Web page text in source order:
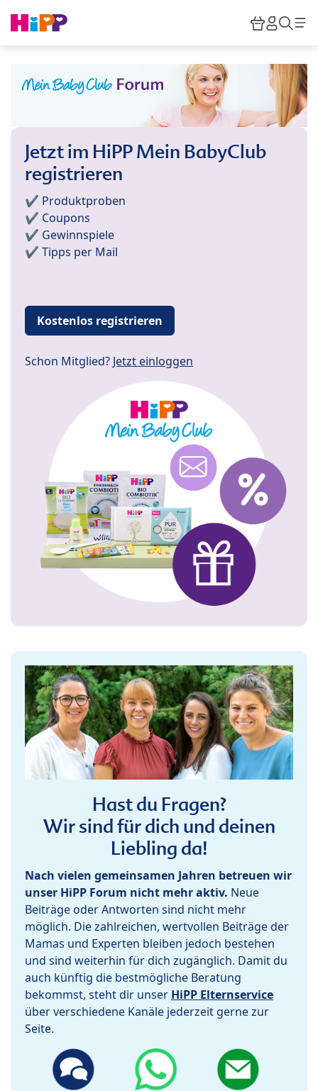
HiPP
Jetzt im HiPP Mein BabyClub
registrieren
✔️ Produktproben
✔️ Coupons
✔️ Gewinnspiele
✔️ Tipps per Mail
Kostenlos registrieren
Schon Mitglied? Jetzt einloggen
Hast du Fragen?
Wir sind für dich und deinen
Liebling da!
Nach vielen gemeinsamen Jahren betreuen wir
unser HiPP Forum nicht mehr aktiv. Neue
Beiträge oder Antworten sind nicht mehr
möglich. Die zahlreichen, wertvollen Beiträge der
Mamas und Experten bleiben jedoch bestehen
und sind weiterhin für dich zugänglich. Damit du
auch künftig die bestmögliche Beratung
bekommst, steht dir unser HiPP Elternservice
über verschiedene Kanäle jederzeit gerne zur
Seite.